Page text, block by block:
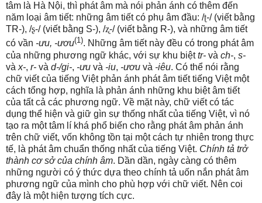
tâm là Hà Nội, thì phát âm mà nói phản ánh có thêm đến
năm loại âm tiết: những âm tiết có phụ âm đầu: /ʈ-/ (viết bằng
TR-), /ʂ-/ (viết bằng S-), /ʐ-/ (viết bằng R-), và những âm tiết
có vần -ưu, -ươu(1). Những âm tiết này đều có trong phát âm
của những phương ngữ khác, với sự khu biệttr- và ch-, s-
và x-, r- và d-/gi-, -ưu và -iu, -ươu và -iêu. Có thể nói rằng
chữ viết của tiếng Việt phản ánh phát âm tiết tiếng Việt một
cách tổng hợp, nghĩa là phản ánh những khu biệt âm tiết
của tất cả các phương ngữ. Về mặt này, chữ viết có tác
dụng thể hiện và giữ gìn sự thống nhất của tiếng Việt, vì nó
tạo ra một tâm lí khá phổ biến cho rằng phát âm phản ánh
trên chữ viết, vốn không tồn tại một cách tự nhiên trong thực
tế, là phát âm chuẩn thống nhất của tiếng Việt. Chính tả trở
thành cơ sở của chính âm. Dần dần, ngày càng có thêm
những người có ý thức dựa theo chính tả uốn nắn phát âm
phương ngữ của mình cho phù hợp với chữ viết. Nên coi
đây là một hiện tượng tích cực.